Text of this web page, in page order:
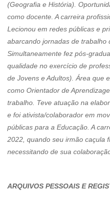
(Geografia e História).
como docente. A carreira
Lecionou em redes públicas e
abarcando jornadas de trabalho
Simultaneamente fez pós-
qualidade no exercício de
de Jovens e Adultos). Área que
como Orientador de
trabalho. Teve atuação na
e foi ativista/colaborador em
públicas para a Educação. A
2022, quando seu irmão caçula
necessitando de sua
ARQUIVOS PESSOAIS E